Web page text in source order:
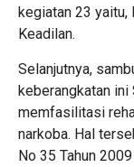
kegiatan 23 yaitu,
Keadilan.
Selanjutnya,
keberangkatan
memfasilitasi
narkoba. Hal
No 35 Tahun